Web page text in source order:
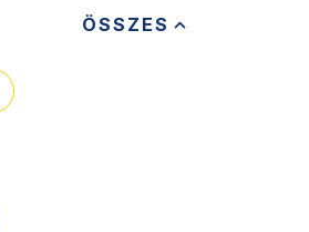
ÖSSZES